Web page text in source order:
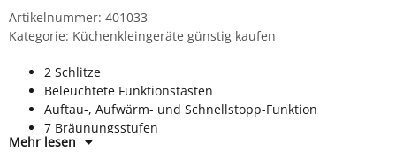
Artikelnummer: 401033
Kategorie: Küchenkleingeräte günstig kaufen
2 Schlitze
Beleuchtete Funktionstasten
Auftau-, Aufwärm- und Schnellstopp-Funktion
7 Bräunungsstufen
Herausziehbare Krümelschublade
Mehr lesen